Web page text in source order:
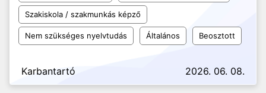
Szakiskola / szakmunkás képző
Nem szükséges nyelvtudás Általános Beosztott
Karbantartó 2026. 06. 08.